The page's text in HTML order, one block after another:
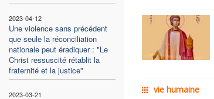
2023-04-12
Une violence sans précédent
que seule la réconciliation
nationale peut éradiquer : "Le
Christ ressuscité rétablit la
fraternité et la justice"
2023-03-21 vie humaine